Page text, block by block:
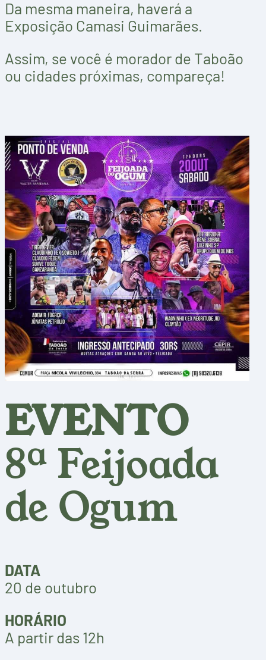
Da mesma maneira, haverá a
Exposição Camasi Guimarães.
Assim, se você é morador de Taboão
ou cidades próximas, compareça!
EVENTO
8ª Feijoada
de Ogum
DATA
20 de outubro
HORÁRIO
A partir das 12h